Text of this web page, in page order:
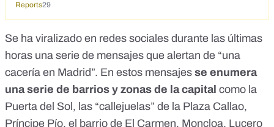
Reports29
Se ha viralizado en redes sociales durante las últimas
horas una serie de mensajes que alertan de “una
cacería en Madrid”. En estos mensajes se enumera
una serie de barrios y zonas de la capital como la
Puerta del Sol, las “callejuelas” de la Plaza Callao,
Príncipe Pío, el barrio de El Carmen, Moncloa, Lucero